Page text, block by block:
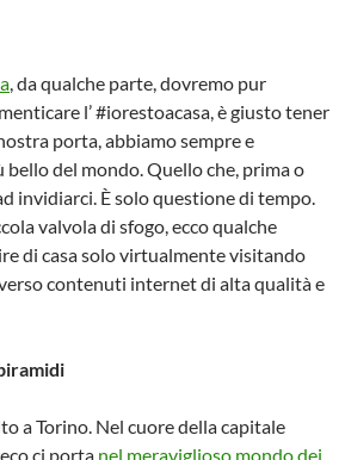
, da qualche parte, dovremo pur
l’ #iorestoacasa, è giusto tener
porta, abbiamo sempre e
bello del mondo. Quello che, prima o
invidiarci. È solo questione di tempo.
valvola di sfogo, ecco qualche
di casa solo virtualmente visitando
contenuti internet di alta qualità e
a Torino. Nel cuore della capitale
ci porta nel meraviglioso mondo dei